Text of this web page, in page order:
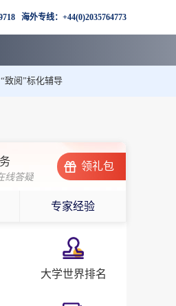
海外专线：+44(0)2035764773
“致阅”标化辅导
线答疑
专家经验
领礼包
大学世界排名